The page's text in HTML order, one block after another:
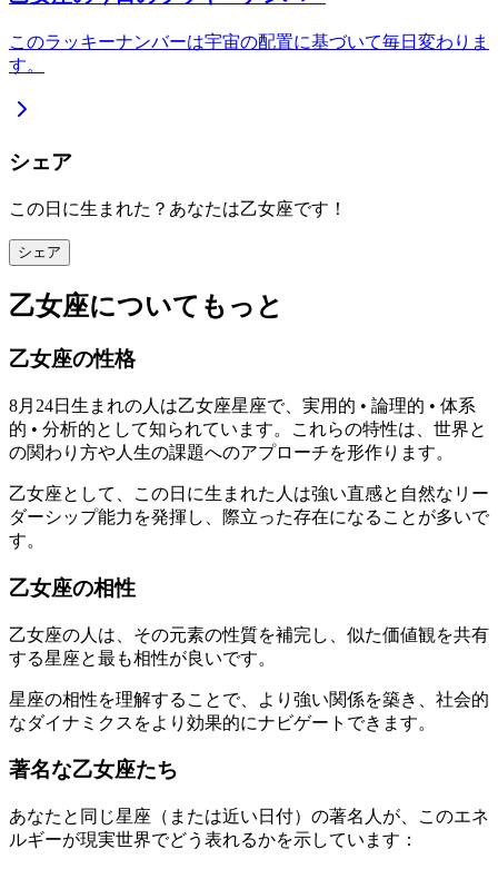
このラッキーナンバーは宇宙の配置に基づいて毎日変わりま
す。
シェア
この日に生まれた？あなたは乙女座です！
シェア
乙女座についてもっと
乙女座の性格
8月24日生まれの人は乙女座星座で、実用的 • 論理的 • 体系
的 • 分析的として知られています。これらの特性は、世界と
の関わり方や人生の課題へのアプローチを形作ります。
乙女座として、この日に生まれた人は強い直感と自然なリー
ダーシップ能力を発揮し、際立った存在になることが多いで
す。
乙女座の相性
乙女座の人は、その元素の性質を補完し、似た価値観を共有
する星座と最も相性が良いです。
星座の相性を理解することで、より強い関係を築き、社会的
なダイナミクスをより効果的にナビゲートできます。
著名な乙女座たち
あなたと同じ星座（または近い日付）の著名人が、このエネ
ルギーが現実世界でどう表れるかを示しています：